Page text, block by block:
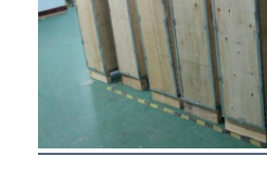
Jalur listrik terputus
Soket Ekstensi yang Terpencil
Soket Colokan Menara
Kotak Soket Meja Konferensi